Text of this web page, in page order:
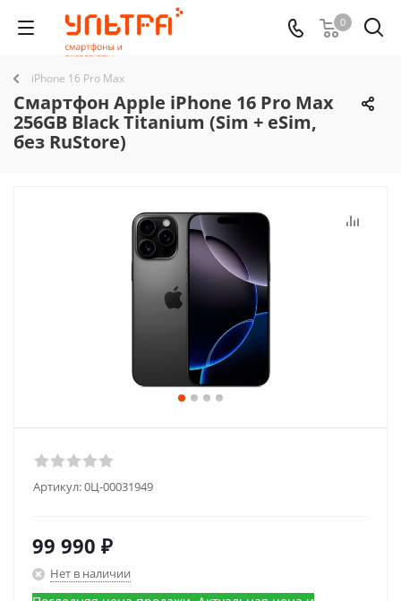
0
iPhone 16 Pro Max
Смартфон Apple iPhone 16 Pro Max
256GB Black Titanium (Sim + eSim,
без RuStore)
Артикул:0Ц-00031949
99 990 ₽
Нет в наличии